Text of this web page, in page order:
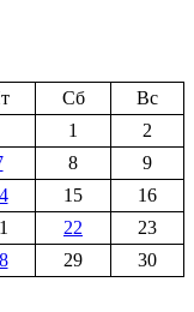
Сб
Вс
1
2
8
9
15
16
22
23
29
30